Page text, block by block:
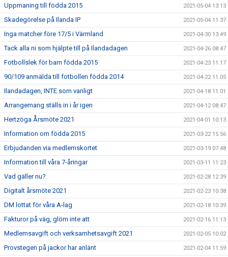
Uppmaning till födda 2015 2021-05-04 13:13
Skadegörelse på Ilanda IP 2021-05-04 11:37
Inga matcher före 17/5 i Värmland 2021-04-30 13:49
Tack alla ni som hjälpte till på Ilandadagen 2021-04-26 08:47
Fotbollslek för barn födda 2015 2021-04-23 11:17
90/109 anmälda till fotbollen födda 2014 2021-04-22 11:05
Ilandadagen, INTE som vanligt 2021-04-18 11:01
Arrangemang ställs in i år igen 2021-04-12 08:47
Hertzöga Årsmöte 2021 2021-04-01 10:13
Information om födda 2015 2021-03-22 15:56
Erbjudanden via medlemskortet 2021-03-19 07:48
Information till våra 7-åringar 2021-03-11 11:23
Vad gäller nu? 2021-02-28 12:39
Digitalt årsmöte 2021 2021-02-23 10:38
DM lottat för våra A-lag 2021-02-18 10:39
Fakturor på väg, glöm inte att 2021-02-16 11:13
Medlemsavgift och verksamhetsavgift 2021 2021-02-05 10:02
Provstegen på jackor har anlänt 2021-02-04 11:59